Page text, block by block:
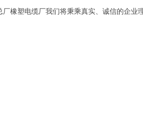
橡塑电缆厂我们将秉乘真实、诚信的企业